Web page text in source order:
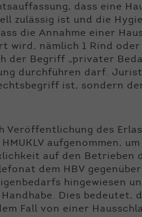
dass eine
zulässig ist und die
die Annahme einer
nämlich 1 Rind oder
der Begriff „privater
durchführen darf.
ist, sondern
Veröffentlichung des
aufgenommen, um
auf den Betrieben
dem HBV
hingewiesen
Dies bedeutet,
Fall von einer